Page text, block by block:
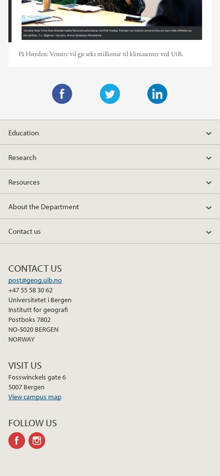
På Høyden: Venstre vil gje seks millionar til klimasenter ved UiB.
w
t
e
i
k
d
n
a
e
o
k
Education
Research
Resources
About the Department
Contact us
CONTACT US
post@geog.uib.no
+47 55 58 30 62
Universitetet i Bergen
Institutt for geografi
Postboks 7802
NO-5020 BERGEN
NORWAY
VISIT US
Fosswinckels gate 6
5007 Bergen
View campus map
FOLLOW US
facebook